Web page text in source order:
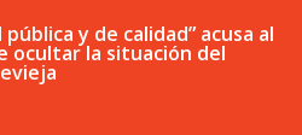
y de calidad” acusa al
ocultar la situación del